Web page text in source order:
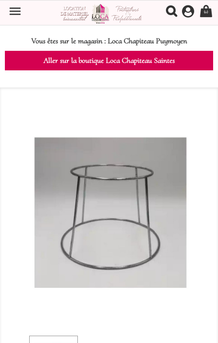
Vous êtes sur le magasin : Loca Chapiteau Puymoyen
Aller sur la boutique Loca Chapiteau Saintes
 (0)